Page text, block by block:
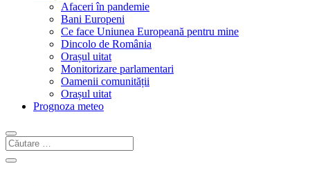
Afaceri în pandemie
Bani Europeni
Ce face Uniunea Europeană pentru mine
Dincolo de România
Orașul uitat
Monitorizare parlamentari
Oamenii comunității
Orașul uitat
Prognoza meteo